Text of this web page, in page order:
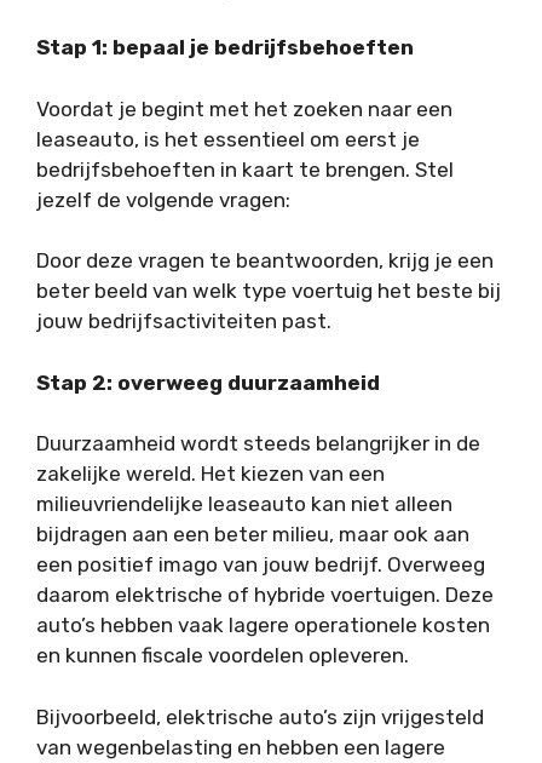
Stap 1: bepaal je bedrijfsbehoeften
Voordat je begint met het zoeken naar een
leaseauto, is het essentieel om eerst je
bedrijfsbehoeften in kaart te brengen. Stel
jezelf de volgende vragen:
Door deze vragen te beantwoorden, krijg je een
beter beeld van welk type voertuig het beste bij
jouw bedrijfsactiviteiten past.
Stap 2: overweeg duurzaamheid
Duurzaamheid wordt steeds belangrijker in de
zakelijke wereld. Het kiezen van een
milieuvriendelijke leaseauto kan niet alleen
bijdragen aan een beter milieu, maar ook aan
een positief imago van jouw bedrijf. Overweeg
daarom elektrische of hybride voertuigen. Deze
auto’s hebben vaak lagere operationele kosten
en kunnen fiscale voordelen opleveren.
Bijvoorbeeld, elektrische auto’s zijn vrijgesteld
van wegenbelasting en hebben een lagere